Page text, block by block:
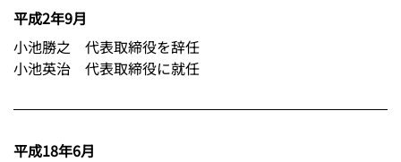
平成2年9月
小池勝之 代表取締役を辞任
小池英治 代表取締役に就任
平成18年6月